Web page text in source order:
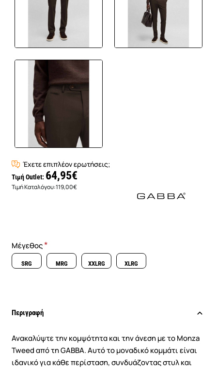
Έχετε επιπλέον ερωτήσεις;
Τιμή Outlet: 64,95€
Τιμή Καταλόγου:119,00€
Μέγεθος
SRG MRG XXLRG XLRG
Περιγραφή
Ανακαλύψτε την κομψότητα και την άνεση με το Monza
Tweed από τη GABBA. Αυτό το μοναδικό κομμάτι είναι
ιδανικό για κάθε περίσταση, συνδυάζοντας στυλ και